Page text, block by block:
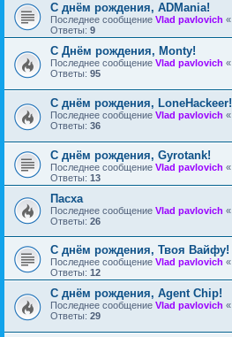
С днём рождения, ADMania!
Последнее сообщение Vlad pavlovich «
Ответы: 9
C Днём рождения, Monty!
Последнее сообщение Vlad pavlovich «
Ответы: 95
С днём рождения, LoneHackeer!
Последнее сообщение Vlad pavlovich «
Ответы: 36
С днём рождения, Gyrotank!
Последнее сообщение Vlad pavlovich «
Ответы: 13
Пасха
Последнее сообщение Vlad pavlovich «
Ответы: 26
С днём рождения, Твоя Вайфу!
Последнее сообщение Vlad pavlovich «
Ответы: 12
С днём рождения, Agent Chip!
Последнее сообщение Vlad pavlovich «
Ответы: 29